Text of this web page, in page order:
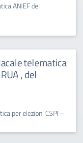
ANIEF del
telematica
, del
per elezioni CSPI –